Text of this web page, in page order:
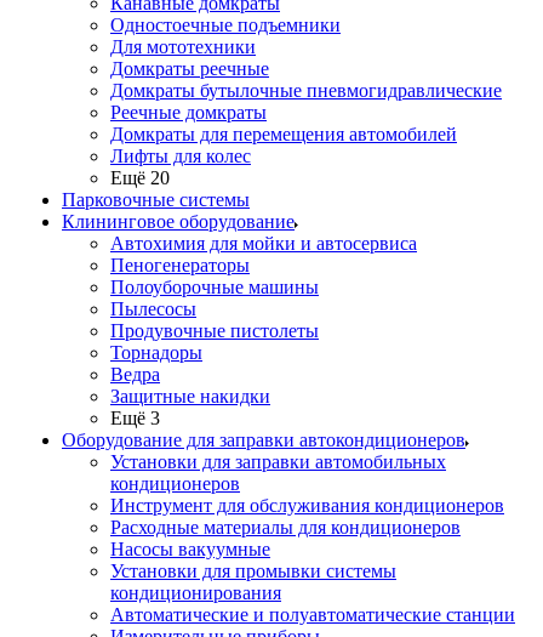
Одностоечные подъемники
Для мототехники
Домкраты реечные
Домкраты бутылочные пневмогидравлические
Реечные домкраты
Домкраты для перемещения автомобилей
Лифты для колес
Ещё 20
Парковочные системы
Клининговое оборудование
Автохимия для мойки и автосервиса
Пеногенераторы
Полоуборочные машины
Пылесосы
Продувочные пистолеты
Торнадоры
Ведра
Защитные накидки
Ещё 3
Оборудование для заправки автокондиционеров
Установки для заправки автомобильных
кондиционеров
Инструмент для обслуживания кондиционеров
Расходные материалы для кондиционеров
Насосы вакуумные
Установки для промывки системы
кондиционирования
Автоматические и полуавтоматические станции